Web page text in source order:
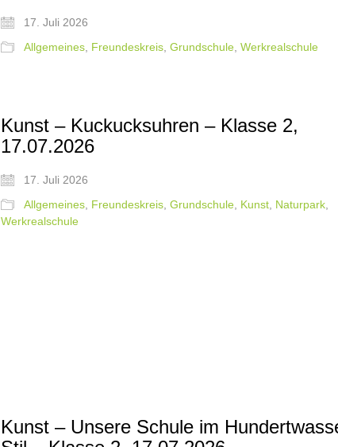
17. Juli 2026
Allgemeines, Freundeskreis, Grundschule, Werkrealschule
Kunst – Kuckucksuhren – Klasse 2,
17.07.2026
17. Juli 2026
Allgemeines Freundeskreis Grundschule Kunst Naturpark
Werkrealschule
Kunst – Unsere Schule im